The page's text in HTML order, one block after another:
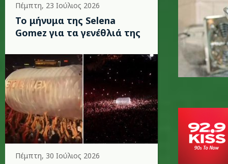
Πέμπτη, 23 Ιούλιος 2026
Το μήνυμα της Selena
Gomez για τα γενέθλιά της
Πέμπτη, 30 Ιούλιος 2026